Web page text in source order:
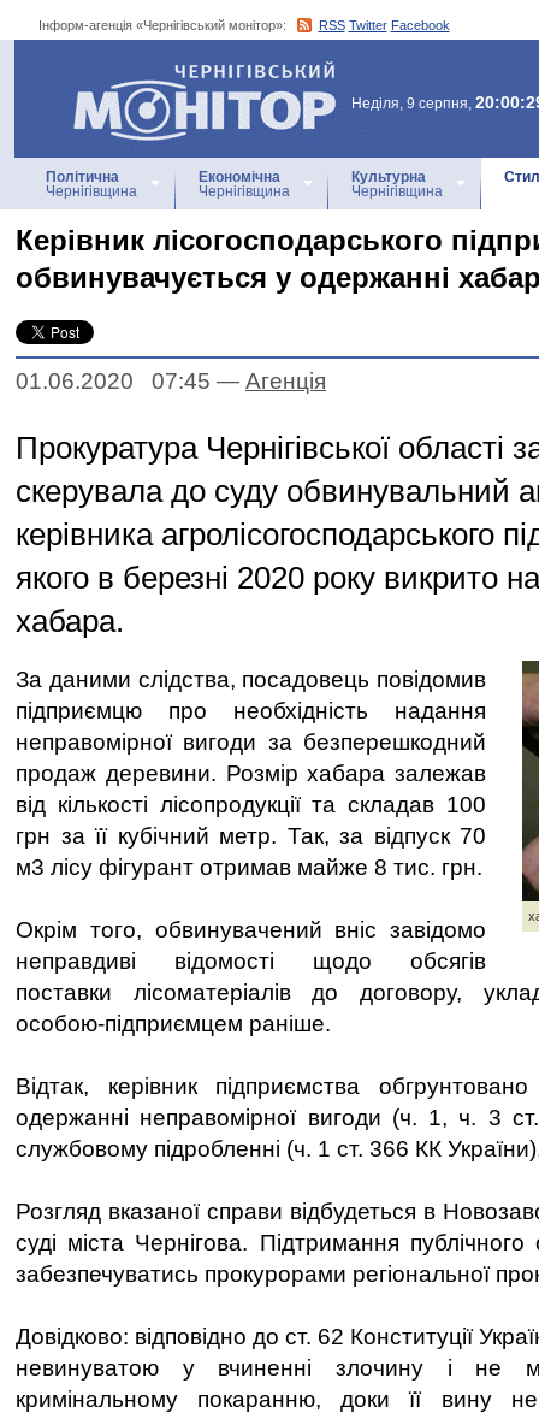
Інформ-агенція «Чернігівський монітор»: RSS Twitter Facebook
Інформ-агенція
«Чернігівський монітор»
Неділя, 9 серпня,
Політична
Чернігівщина
Економічна
Чернігівщина
Культурна
Чернігівщина
Керівник лісогосподарського
обвинувачується у одержанні
01.06.2020 07:45 — Агенцiя
Прокуратура Чернігівської області
скерувала до суду обвинувальний
керівника агролісогосподарського
якого в березні 2020 року викрито
хабара.
За даними слідства, посадовець повідомив
підприємцю про необхідність надання
неправомірної вигоди за безперешкодний
продаж деревини. Розмір хабара залежав
від кількості лісопродукції та складав 100
грн за її кубічний метр. Так, за відпуск 70
м3 лісу фігурант отримав майже 8 тис. грн.
Окрім того, обвинувачений вніс завідомо
неправдиві відомості щодо обсягів
поставки лісоматеріалів до договору,
особою-підприємцем раніше.
Відтак, керівник підприємства
одержанні неправомірної вигоди (ч. 1, ч. 3
службовому підробленні (ч. 1 ст. 366 КК
Розгляд вказаної справи відбудеться в
суді міста Чернігова. Підтримання
забезпечуватись прокурорами регіональної
Довідково: відповідно до ст. 62 Конституції
невинуватою у вчиненні злочину і не
кримінальному покаранню, доки її вину